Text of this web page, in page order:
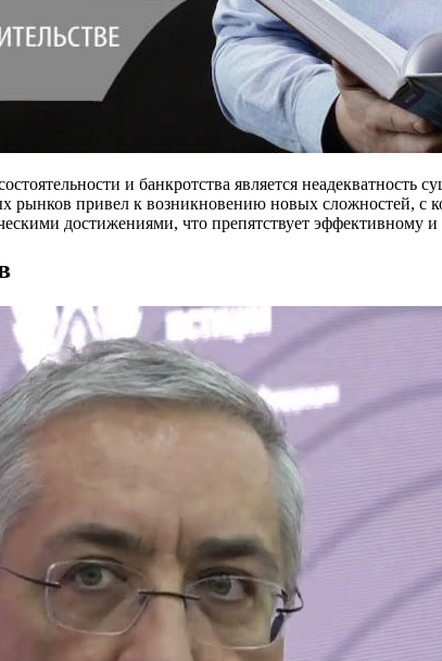
и банкротства является
привел к возникновению новых сложностей, с
достижениями, что препятствует эффективному